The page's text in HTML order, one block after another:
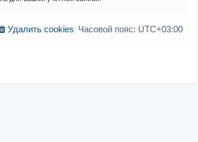
Часовой пояс: UTC+03:00
Удалить cookies